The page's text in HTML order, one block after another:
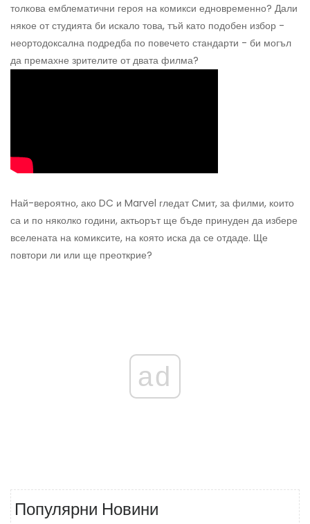
толкова емблематични героя на комикси едновременно? Дали
някое от студията би искало това, тъй като подобен избор -
неортодоксална подредба по повечето стандарти - би могъл
да премахне зрителите от двата филма?
Най-вероятно, ако DC и Marvel гледат Смит, за филми, които
са и по няколко години, актьорът ще бъде принуден да избере
вселената на комиксите, на която иска да се отдаде. Ще
повтори ли или ще преоткрие?
ad
Популярни Новини